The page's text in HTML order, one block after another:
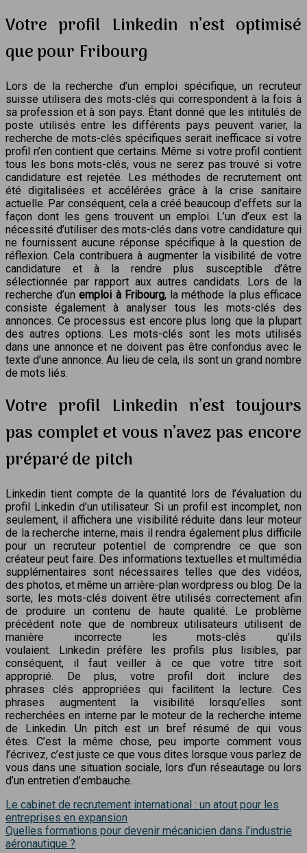
Votre profil Linkedin n’est optimisé
que pour Fribourg
Lors de la recherche d’un emploi spécifique, un recruteur
suisse utilisera des mots-clés qui correspondent à la fois à
sa profession et à son pays. Étant donné que les intitulés de
poste utilisés entre les différents pays peuvent varier, la
recherche de mots-clés spécifiques serait inefficace si votre
profil n’en contient que certains. Même si votre profil contient
tous les bons mots-clés, vous ne serez pas trouvé si votre
candidature est rejetée. Les méthodes de recrutement ont
été digitalisées et accélérées grâce à la crise sanitaire
actuelle. Par conséquent, cela a créé beaucoup d’effets sur la
façon dont les gens trouvent un emploi. L’un d’eux est la
nécessité d’utiliser des mots-clés dans votre candidature qui
ne fournissent aucune réponse spécifique à la question de
réflexion. Cela contribuera à augmenter la visibilité de votre
candidature et à la rendre plus susceptible d’être
sélectionnée par rapport aux autres candidats. Lors de la
recherche d’unemploi à Fribourg, la méthode la plus efficace
consiste également à analyser tous les mots-clés des
annonces. Ce processus est encore plus long que la plupart
des autres options. Les mots-clés sont les mots utilisés
dans une annonce et ne doivent pas être confondus avec le
texte d’une annonce. Au lieu de cela, ils sont un grand nombre
de mots liés.
Votre profil Linkedin n’est toujours
pas complet et vous n’avez pas encore
préparé de pitch
Linkedin tient compte de la quantité lors de l’évaluation du
profil Linkedin d’un utilisateur. Si un profil est incomplet, non
seulement, il affichera une visibilité réduite dans leur moteur
de la recherche interne, mais il rendra également plus difficile
pour un recruteur potentiel de comprendre ce que son
créateur peut faire. Des informations textuelles et multimédia
supplémentaires sont nécessaires telles que des vidéos,
des photos, et même un arrière-plan wordpress ou blog. De la
sorte, les mots-clés doivent être utilisés correctement afin
de produire un contenu de haute qualité. Le problème
précédent note que de nombreux utilisateurs utilisent de
manière incorrecte les mots-clés qu’ils
voulaient. Linkedin préfère les profils plus lisibles, par
conséquent, il faut veiller à ce que votre titre soit
approprié. De plus, votre profil doit inclure des
phrases clés appropriées qui facilitent la lecture. Ces
phrases augmentent la visibilité lorsqu’elles sont
recherchées en interne par le moteur de la recherche interne
de Linkedin. Un pitch est un bref résumé de qui vous
êtes. C’est la même chose, peu importe comment vous
l’écrivez, c’est juste ce que vous dites lorsque vous parlez de
vous dans une situation sociale, lors d’un réseautage ou lors
d’un entretien d’embauche.
Le cabinet de recrutement international : un atout pour les
entreprises en expansion
Quelles formations pour devenir mécanicien dans l’industrie
aéronautique ?